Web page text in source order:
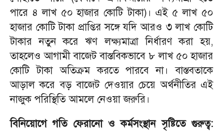
পারে ৪ লাখ ৫০ হাজার কোটি টাকা)। এই ৫ লাখ ৫০
হাজার কোটি টাকা প্রাপ্তির সঙ্গে যদি আরও ৩ লাখ কোটি
টাকার নতুন করে ঋণ লক্ষ্যমাত্রা নির্ধারণ করা হয়,
তাহলেও আগামী বাজেট বাস্তবিকভাবে ৮ লাখ ৫০ হাজার
কোটি টাকা অতিক্রম করতে পারবে না। বাস্তবতাকে
আড়াল করে বড় বাজেট দেওয়ার চেয়ে অর্থনীতির এই
নাজুক পরিস্থিতি আমলে নেওয়া জরুরি।
বিনিয়োগে গতি ফেরানো ও কর্মসংস্থান সৃষ্টিতে গুরুত্ব: